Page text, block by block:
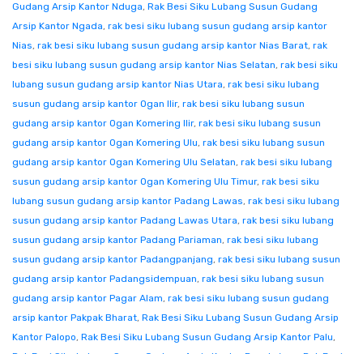
Gudang Arsip Kantor Nduga, Rak Besi Siku Lubang Susun Gudang
Arsip Kantor Ngada, rak besi siku lubang susun gudang arsip kantor
Nias, rak besi siku lubang susun gudang arsip kantor Nias Barat, rak
besi siku lubang susun gudang arsip kantor Nias Selatan, rak besi siku
lubang susun gudang arsip kantor Nias Utara, rak besi siku lubang
susun gudang arsip kantor Ogan Ilir, rak besi siku lubang susun
gudang arsip kantor Ogan Komering Ilir, rak besi siku lubang susun
gudang arsip kantor Ogan Komering Ulu, rak besi siku lubang susun
gudang arsip kantor Ogan Komering Ulu Selatan, rak besi siku lubang
susun gudang arsip kantor Ogan Komering Ulu Timur, rak besi siku
lubang susun gudang arsip kantor Padang Lawas, rak besi siku lubang
susun gudang arsip kantor Padang Lawas Utara, rak besi siku lubang
susun gudang arsip kantor Padang Pariaman, rak besi siku lubang
susun gudang arsip kantor Padangpanjang, rak besi siku lubang susun
gudang arsip kantor Padangsidempuan, rak besi siku lubang susun
gudang arsip kantor Pagar Alam, rak besi siku lubang susun gudang
arsip kantor Pakpak Bharat, Rak Besi Siku Lubang Susun Gudang Arsip
Kantor Palopo, Rak Besi Siku Lubang Susun Gudang Arsip Kantor Palu,